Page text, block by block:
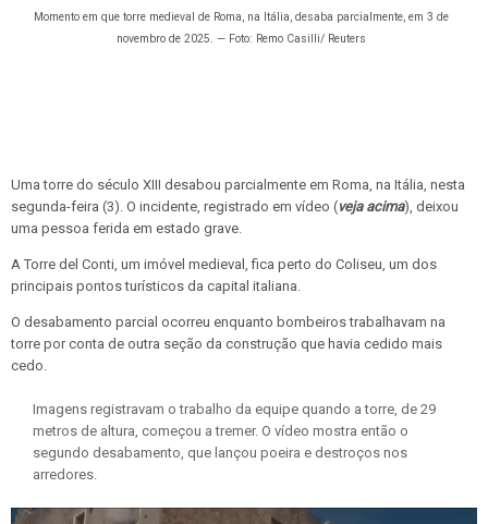
Momento em que torre medieval de Roma, na Itália, desaba parcialmente, em 3 de
novembro de 2025. — Foto: Remo Casilli/ Reuters
Uma torre do século XIII desabou parcialmente em Roma, na Itália, nesta
segunda-feira (3). O incidente, registrado em vídeo (veja acima), deixou
uma pessoa ferida em estado grave.
A Torre del Conti, um imóvel medieval, fica perto do Coliseu, um dos
principais pontos turísticos da capital italiana.
O desabamento parcial ocorreu enquanto bombeiros trabalhavam na
torre por conta de outra seção da construção que havia cedido mais
cedo.
Imagens registravam o trabalho da equipe quando a torre, de 29
metros de altura, começou a tremer. O vídeo mostra então o
segundo desabamento, que lançou poeira e destroços nos
arredores.